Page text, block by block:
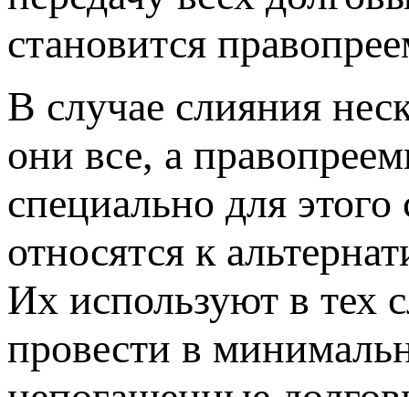
становится
В случае слияния
они все, а
специально для
относятся к
Их используют в тех
провести в